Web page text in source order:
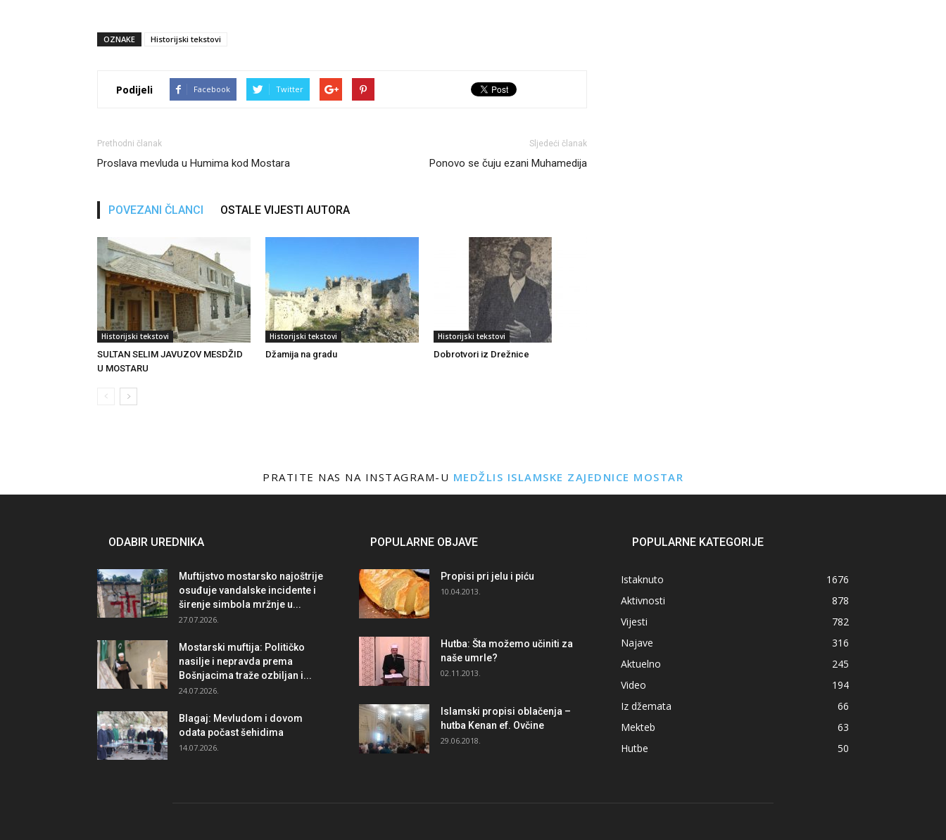
OZNAKE Historijski tekstovi
Podijeli Facebook Twitter
Prethodni članak
Proslava mevluda u Humima kod Mostara
Sljedeći članak
Ponovo se čuju ezani Muhamedija
POVEZANI ČLANCI OSTALE VIJESTI AUTORA
Historijski tekstovi
SULTAN SELIM JAVUZOV MESDŽID
U MOSTARU
Historijski tekstovi
Džamija na gradu
Historijski tekstovi
Dobrotvori iz Drežnice
PRATITE NAS NA INSTAGRAM-U MEDŽLIS ISLAMSKE ZAJEDNICE MOSTAR
ODABIR UREDNIKA
Muftijstvo mostarsko najoštrije
osuđuje vandalske incidente i
širenje simbola mržnje u...
27.07.2026.
Mostarski muftija: Političko
nasilje i nepravda prema
Bošnjacima traže ozbiljan i...
24.07.2026.
Blagaj: Mevludom i dovom
odata počast šehidima
14.07.2026.
POPULARNE OBJAVE
Propisi pri jelu i piću
10.04.2013.
Hutba: Šta možemo učiniti za
naše umrle?
02.11.2013.
Islamski propisi oblačenja –
hutba Kenan ef. Ovčine
29.06.2018.
POPULARNE KATEGORIJE
Istaknuto
1676
Aktivnosti
878
Vijesti
782
Najave
316
Aktuelno
245
Video
194
Iz džemata
66
Mekteb
63
Hutbe
50